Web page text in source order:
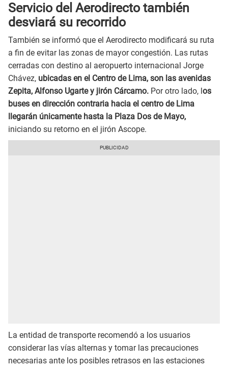
Servicio del Aerodirecto también
desviará su recorrido
También se informó que el Aerodirecto modificará su ruta
a fin de evitar las zonas de mayor congestión. Las rutas
cerradas con destino al aeropuerto internacional Jorge
Chávez, ubicadas en el Centro de Lima, son las avenidas
Zepita, Alfonso Ugarte y jirón Cárcamo. Por otro lado, los
buses en dirección contraria hacia el centro de Lima
llegarán únicamente hasta la Plaza Dos de Mayo,
iniciando su retorno en el jirón Ascope.
La entidad de transporte recomendó a los usuarios
considerar las vías alternas y tomar las precauciones
necesarias ante los posibles retrasos en las estaciones